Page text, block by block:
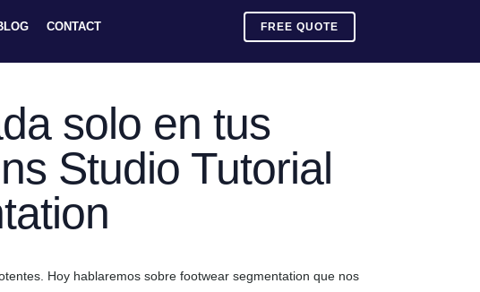
FREE QUOTE
CONTACT
solo en tus
Studio Tutorial
Hoy hablaremos sobre footwear segmentation que nos